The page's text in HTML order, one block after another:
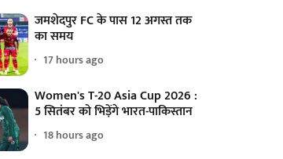
जमशेदपुर FC के पास 12 अगस्त तक
का समय
17 hours ago
Women's T-20 Asia Cup 2026 :
5 सितंबर को भिड़ेंगे भारत-पाकिस्तान
18 hours ago